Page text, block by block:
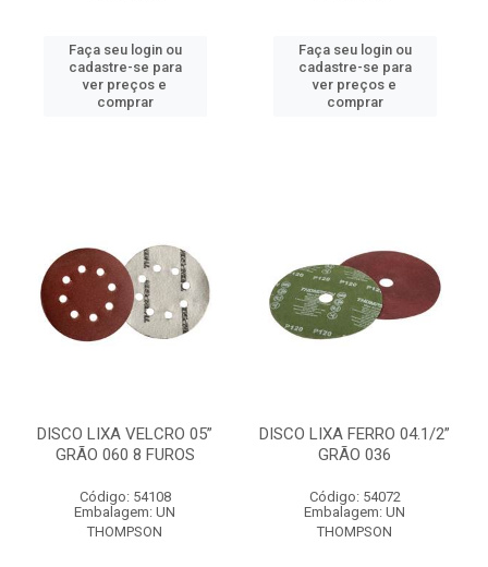
Faça seu login ou
cadastre-se para
ver preços e
comprar
Faça seu login ou
cadastre-se para
ver preços e
comprar
DISCO LIXA VELCRO 05”
GRÃO 060 8 FUROS
Código: 54108
Embalagem: UN
THOMPSON
DISCO LIXA FERRO 04.1/2”
GRÃO 036
Código: 54072
Embalagem: UN
THOMPSON